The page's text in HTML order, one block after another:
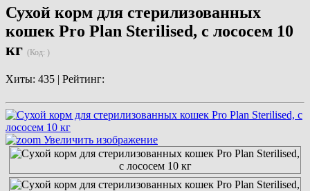
Сухой корм для стерилизованных
кошек Pro Plan Sterilised, с лососем 10
кг (Код: )
Хиты: 435 | Рейтинг:
Увеличить изображение